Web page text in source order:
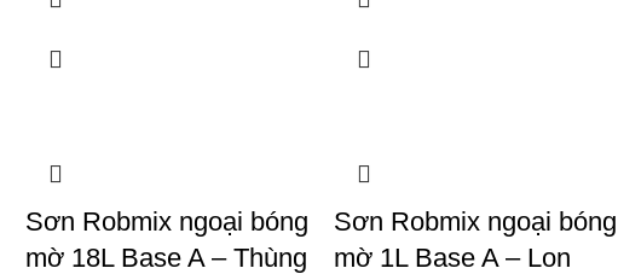
Sơn Robmix ngoại bóng
mờ 18L Base A – Thùng
Sơn Robmix ngoại bóng
mờ 1L Base A – Lon